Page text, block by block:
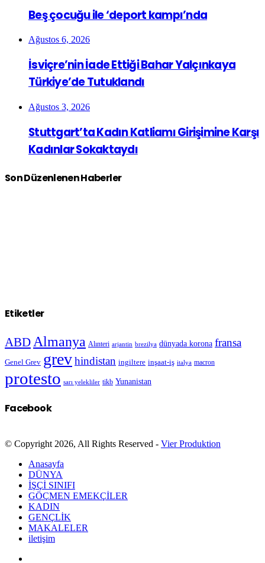
Beş çocuğu ile ‘deport kampı’nda
Ağustos 6, 2026
İsviçre’nin İade Ettiği Bahar Yalçınkaya
Türkiye’de Tutuklandı
Ağustos 3, 2026
Stuttgart’ta Kadın Katliamı Girişimine Karşı
Kadınlar Sokaktaydı
Son Düzenlenen Haberler
Etiketler
ABD Almanya Alınteri arjantin brezilya dünyada korona fransa
Genel Grev grevhindistan ingiltere inşaat-iş italya macron
protesto sarı yelekliler tikb Yunanistan
Facebook
© Copyright 2026, All Rights Reserved - Vier Produktion
Anasayfa
DÜNYA
İŞÇİ SINIFI
GÖÇMEN EMEKÇİLER
KADIN
GENÇLİK
MAKALELER
iletişim